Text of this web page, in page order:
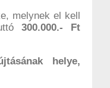
melynek el kell
300.000.- Ft
helye,